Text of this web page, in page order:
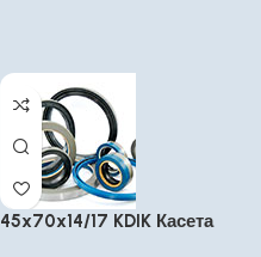
45x70x14/17 KDIK Касета